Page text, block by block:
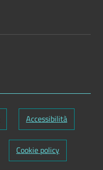
Accessibilità
Cookie policy